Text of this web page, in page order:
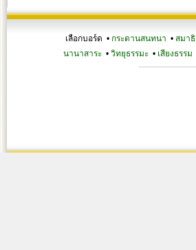
เลือกบอร์ด • กระดานสนทนา • สมาธิ
นานาสาระ• วิทยุธรรมะ• เสียงธรรม